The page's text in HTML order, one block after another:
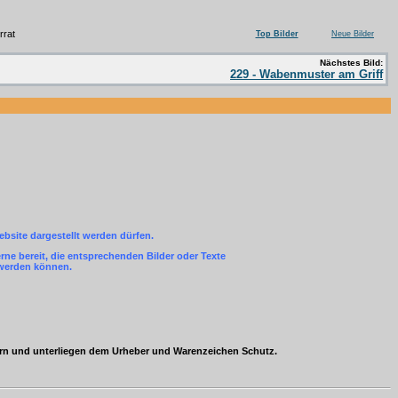
Top Bilder Neue Bilder
Nächstes Bild:
229 - Wabenmuster am Griff
dargestellt werden dürfen.
bereit, die entsprechenden Bilder oder Texte
können.
und unterliegen dem Urheber und Warenzeichen Schutz.